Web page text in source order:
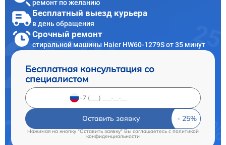
ремонт по желанию
Бесплатный выезд курьера
в день обращения
Срочный ремонт
стиральной машины Haier HW60-1279S от 35 минут
Бесплатная консультация со
специалистом
Оставить заявку
Нажимая на кнопку "Оставить заявку" Вы соглашаетесь cполитикой
конфиденциальности